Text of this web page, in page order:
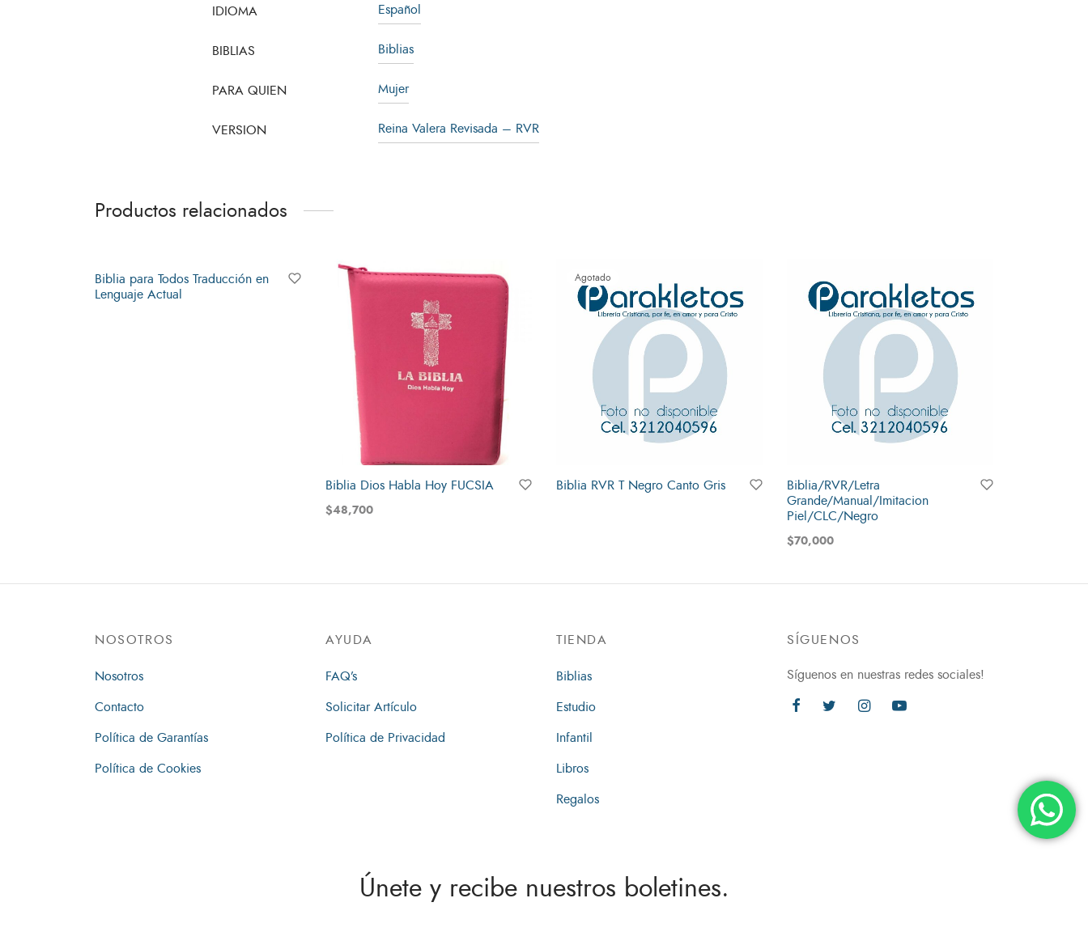
IDIOMA Español
BIBLIAS Biblias
PARA QUIEN Mujer
VERSION Reina Valera Revisada – RVR
Productos relacionados
Biblia para Todos Traducción en
Lenguaje Actual
Biblia Dios Habla Hoy FUCSIA
$48,700
Agotado
Biblia RVR T Negro Canto Gris
Biblia/RVR/Letra
Grande/Manual/Imitacion
Piel/CLC/Negro
$70,000
NOSOTROS
Nosotros
Contacto
Política de Garantías
Política de Cookies
AYUDA
FAQ’s
Solicitar Artículo
Política de Privacidad
TIENDA
Biblias
Estudio
Infantil
Libros
Regalos
SÍGUENOS
Síguenos en nuestras redes sociales!
Únete y recibe nuestros boletines.